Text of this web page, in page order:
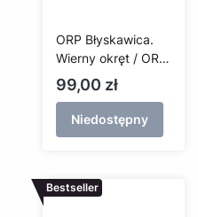
ORP Błyskawica.
Wierny okręt / ORP
Błyskawica. The
Loyal Warship
Cena
99,00 zł
Niedostępny
Bestseller